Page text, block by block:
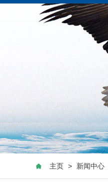
主页 > 新闻中心